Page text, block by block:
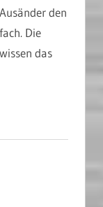
den
Die
das